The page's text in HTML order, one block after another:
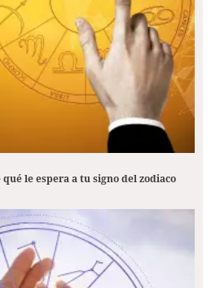
le espera a tu signo del zodiaco